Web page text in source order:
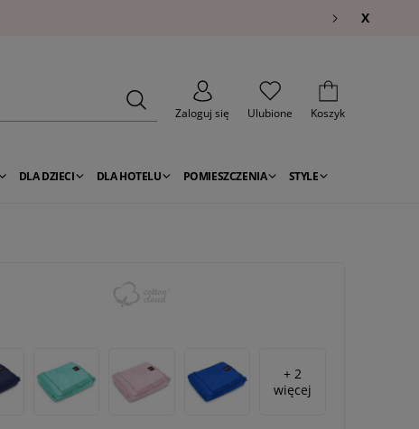
X
Zaloguj się
Ulubione Koszyk
DLA DZIECI DLA HOTELU POMIESZCZENIA STYLE
+ 2
więcej